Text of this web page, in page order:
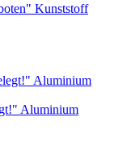
Kunststoff
Aluminium